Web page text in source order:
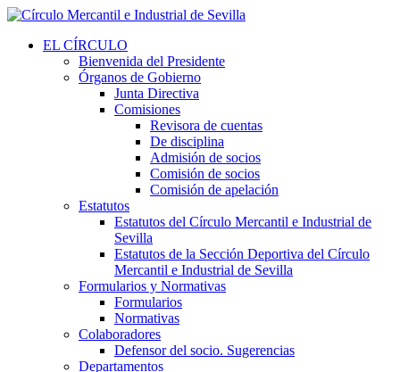
EL CÍRCULO
Bienvenida del Presidente
Órganos de Gobierno
Junta Directiva
Comisiones
Revisora de cuentas
De disciplina
Admisión de socios
Comisión de socios
Comisión de apelación
Estatutos
Estatutos del Círculo Mercantil e Industrial de
Sevilla
Estatutos de la Sección Deportiva del Círculo
Mercantil e Industrial de Sevilla
Formularios y Normativas
Formularios
Normativas
Colaboradores
Defensor del socio. Sugerencias
Departamentos